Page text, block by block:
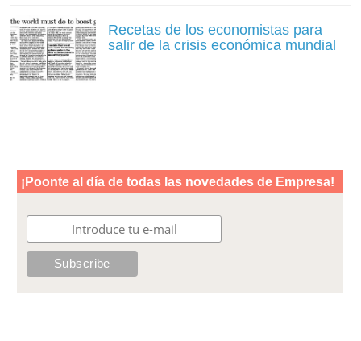
Recetas de los economistas para
salir de la crisis económica mundial